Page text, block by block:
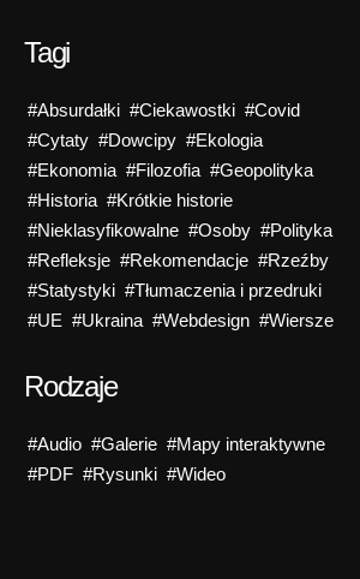
Tagi
#Absurdałki #Ciekawostki #Covid
#Cytaty #Dowcipy #Ekologia
#Ekonomia #Filozofia #Geopolityka
#Historia #Krótkie historie
#Nieklasyfikowalne #Osoby #Polityka
#Refleksje #Rekomendacje #Rzeźby
#Statystyki #Tłumaczenia i przedruki
#UE #Ukraina #Webdesign #Wiersze
Rodzaje
#Audio #Galerie #Mapy interaktywne
#PDF #Rysunki #Wideo